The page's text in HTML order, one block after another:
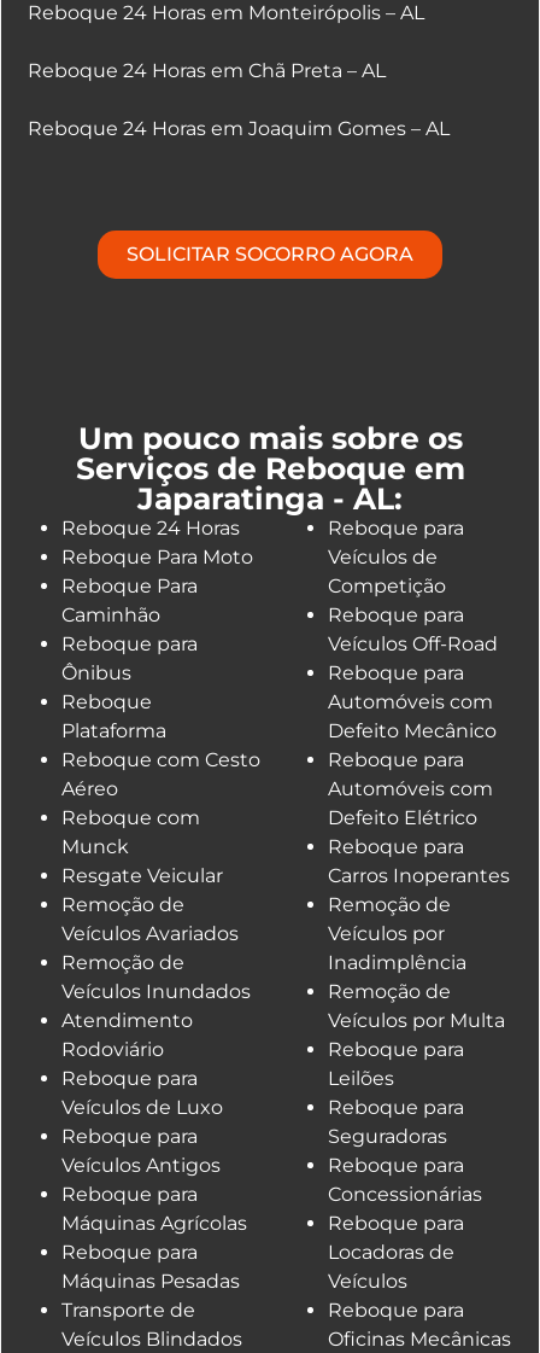
Reboque 24 Horas em Monteirópolis – AL
Reboque 24 Horas em Chã Preta – AL
Reboque 24 Horas em Joaquim Gomes – AL
SOLICITAR SOCORRO AGORA
Um pouco mais sobre os
Serviços de Reboque em
Japaratinga - AL:
Reboque 24 Horas
Reboque Para Moto
Reboque Para
Caminhão
Reboque para
Ônibus
Reboque
Plataforma
Reboque com Cesto
Aéreo
Reboque com
Munck
Resgate Veicular
Remoção de
Veículos Avariados
Remoção de
Veículos Inundados
Atendimento
Rodoviário
Reboque para
Veículos de Luxo
Reboque para
Veículos Antigos
Reboque para
Máquinas Agrícolas
Reboque para
Máquinas Pesadas
Transporte de
Veículos Blindados
Reboque para
Veículos de
Competição
Reboque para
Veículos Off-Road
Reboque para
Automóveis com
Defeito Mecânico
Reboque para
Automóveis com
Defeito Elétrico
Reboque para
Carros Inoperantes
Remoção de
Veículos por
Inadimplência
Remoção de
Veículos por Multa
Reboque para
Leilões
Reboque para
Seguradoras
Reboque para
Concessionárias
Reboque para
Locadoras de
Veículos
Reboque para
Oficinas Mecânicas